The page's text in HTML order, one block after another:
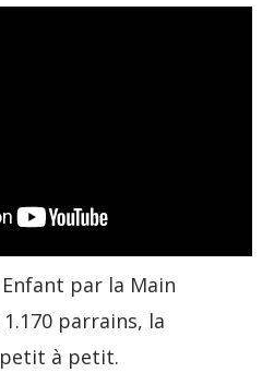
par la Main
parrains, la
à petit.